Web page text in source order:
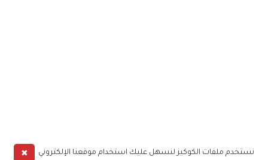
✖
نستخدم ملفات الكوكيز لنسهل عليك استخدام موقعنا الإلكتروني